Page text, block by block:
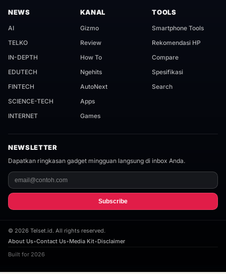
NEWS
AI
TELKO
IN-DEPTH
EDUTECH
FINTECH
SCIENCE-TECH
INTERNET
KANAL
Gizmo
Review
How To
Ngehits
AutoNext
Apps
Games
TOOLS
Smartphone Tools
Rekomendasi HP
Compare
Spesifikasi
Search
NEWSLETTER
Dapatkan ringkasan gadget mingguan langsung di inbox Anda.
Subscribe
© 2026 Telset.id. All rights reserved.
About Us•Contact Us•Media Kit•Disclaimer
Built for 2026